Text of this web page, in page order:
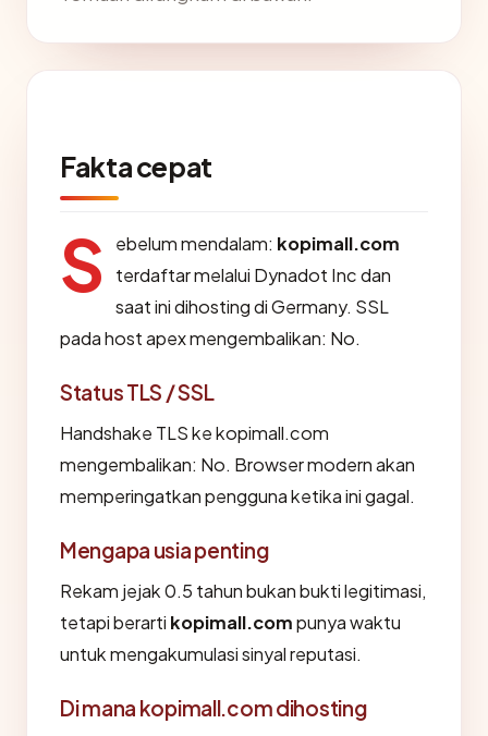
Fakta cepat
S ebelum mendalam: kopimall.com
terdaftar melalui Dynadot Inc dan
saat ini dihosting di Germany. SSL
pada host apex mengembalikan: No.
Status TLS / SSL
Handshake TLS ke kopimall.com
mengembalikan: No. Browser modern akan
memperingatkan pengguna ketika ini gagal.
Mengapa usia penting
Rekam jejak 0.5 tahun bukan bukti legitimasi,
tetapi berarti kopimall.compunya waktu
untuk mengakumulasi sinyal reputasi.
Di mana kopimall.com dihosting